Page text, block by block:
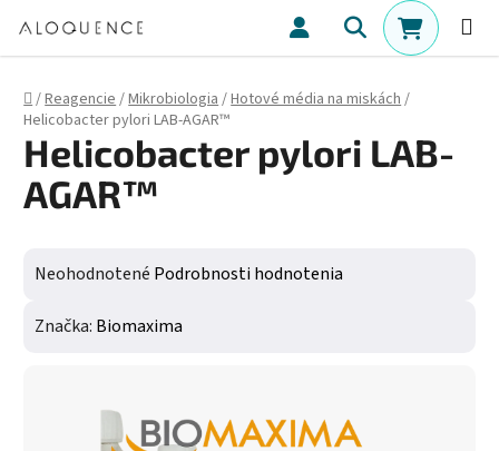
Hľadať
Domov
/Reagencie/Mikrobiologia/Hotové média na miskách/
Helicobacter pylori LAB-AGAR™
Helicobacter pylori LAB-
AGAR™
Priemerné hodnotenie produktu je 0,0 z 5 hviezdičiek.
Neohodnotené Podrobnosti hodnotenia
Značka: Biomaxima